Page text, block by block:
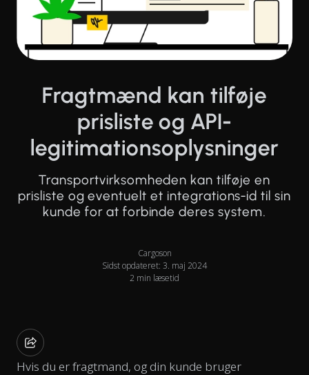
Fragtmænd kan tilføje
prisliste og API-
legitimationsoplysninger
Transportvirksomheden kan tilføje en
prisliste og eventuelt et integrations-id til sin
kunde for at forbinde deres system.
Cargoson
Sidst opdateret: 3. maj 2024
2 min læsetid
Hvis du er fragtmand, og din kunde bruger